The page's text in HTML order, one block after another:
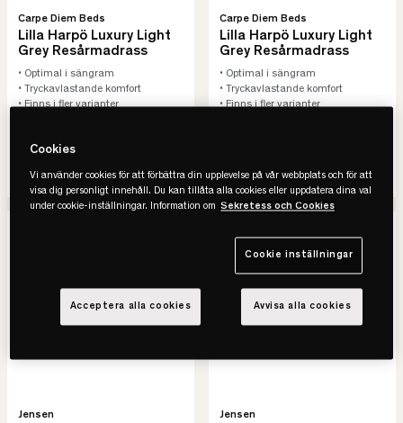
Carpe Diem Beds
Lilla Harpö Luxury Light
Grey Resårmadrass
• Optimal i sängram
• Tryckavlastande komfort
• Finns i fler varianter
SE VARIANTER
Carpe Diem Beds
Lilla Harpö Luxury Light
Grey Resårmadrass
• Optimal i sängram
• Tryckavlastande komfort
• Finns i fler varianter
SE VARIANTER
Jensen Jensen
Cookies
Vi använder cookies för att förbättra din upplevelse på vår webbplats och för att
visa dig personligt innehåll. Du kan tillåta alla cookies eller uppdatera dina val
under cookie-inställningar. Information om Sekretess och Cookies
Cookie inställningar
Avvisa alla cookies
Acceptera alla cookies